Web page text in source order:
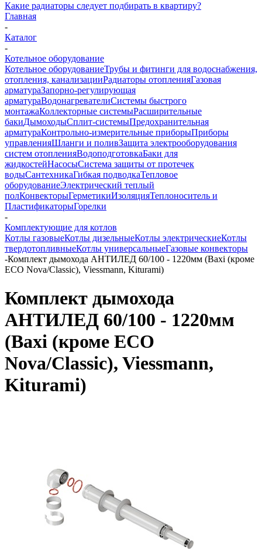
Какие радиаторы следует подбирать в квартиру?
Главная
-
Каталог
-
Котельное оборудование
Котельное оборудованиеТрубы и фитинги для водоснабжения,
отопления, канализацииРадиаторы отопленияГазовая
арматураЗапорно-регулирующая
арматураВодонагревателиСистемы быстрого
монтажаКоллекторные системыРасширительные
бакиДымоходыСплит-системыПредохранительная
арматураКонтрольно-измерительные приборыПриборы
управленияШланги и поливЗащита электрооборудования
систем отопленияВодоподготовкаБаки для
жидкостейНасосыСистема защиты от протечек
водыСантехникаГибкая подводкаТепловое
оборудованиеЭлектрический теплый
полКонвекторыГерметикиИзоляцияТеплоноситель и
ПластификаторыГорелки
-
Комплектующие для котлов
Котлы газовыеКотлы дизельныеКотлы электрическиеКотлы
твердотопливныеКотлы универсальныеГазовые конвекторы
-Комплект дымохода АНТИЛЕД 60/100 - 1220мм (Baxi (кроме
ECO Nova/Classic), Viessmann, Kiturami)
Комплект дымохода
АНТИЛЕД 60/100 - 1220мм
(Baxi (кроме ECO
Nova/Classic), Viessmann,
Kiturami)